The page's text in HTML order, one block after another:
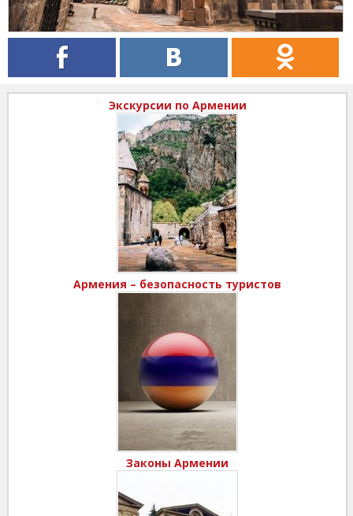
Экскурсии по Армении
Армения – безопасность туристов
Законы Армении